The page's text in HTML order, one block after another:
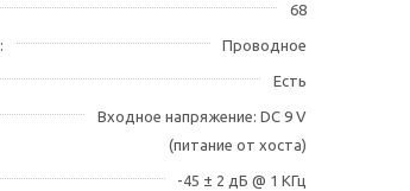
68
Проводное
Есть
Входное напряжение: DC 9 V
(питание от хоста)
-45 ± 2 дБ @ 1 КГц